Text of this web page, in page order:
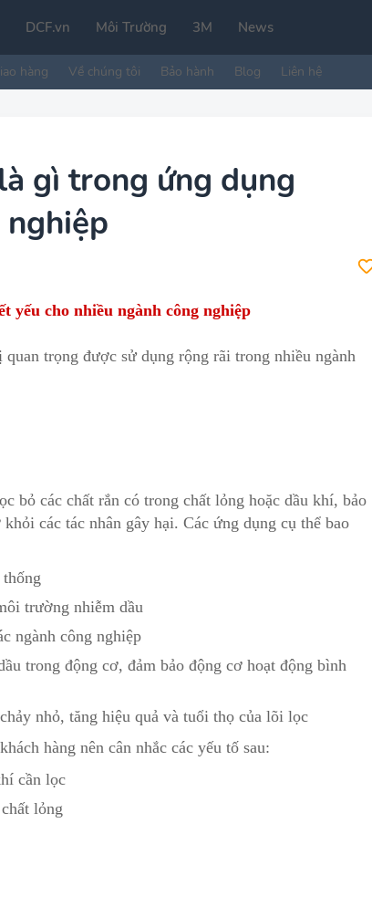
DCF.vn Môi Trường 3M News
hàng Về chúng tôi Bảo hành Blog Liên hệ
gì trong ứng dụng
yếu cho nhiều ngành công nghiệp
trọng được sử dụng rộng rãi trong nhiều ngành
bỏ các chất rắn có trong chất lỏng hoặc dầu khí, bảo
các tác nhân gây hại. Các ứng dụng cụ thể bao
trường nhiễm dầu
ngành công nghiệp
trong động cơ, đảm bảo động cơ hoạt động bình
nhỏ, tăng hiệu quả và tuổi thọ của lõi lọc
hàng nên cân nhắc các yếu tố sau:
cần lọc
lỏng